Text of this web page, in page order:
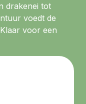
drakenei tot
voedt de
voor een